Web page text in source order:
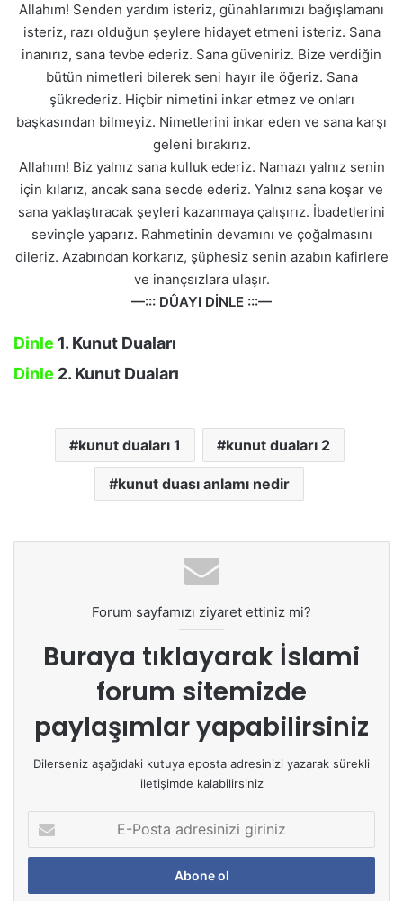
Allahım! Senden yardım isteriz, günahlarımızı bağışlamanı
isteriz, razı olduğun şeylere hidayet etmeni isteriz. Sana
inanırız, sana tevbe ederiz. Sana güveniriz. Bize verdiğin
bütün nimetleri bilerek seni hayır ile öğeriz. Sana
şükrederiz. Hiçbir nimetini inkar etmez ve onları
başkasından bilmeyiz. Nimetlerini inkar eden ve sana karşı
geleni bırakırız.
Allahım! Biz yalnız sana kulluk ederiz. Namazı yalnız senin
için kılarız, ancak sana secde ederiz. Yalnız sana koşar ve
sana yaklaştıracak şeyleri kazanmaya çalışırız. İbadetlerini
sevinçle yaparız. Rahmetinin devamını ve çoğalmasını
dileriz. Azabından korkarız, şüphesiz senin azabın kafirlere
ve inançsızlara ulaşır.
—::: DÛAYI DİNLE :::—
Dinle 1. Kunut Duaları
Dinle 2. Kunut Duaları
kunut duaları 1 kunut duaları 2
kunut duası anlamı nedir
Forum sayfamızı ziyaret ettiniz mi?
Buraya tıklayarak İslami
forum sitemizde
paylaşımlar yapabilirsiniz
Dilerseniz aşağıdaki kutuya eposta adresinizi yazarak sürekli
iletişimde kalabilirsiniz
P
s